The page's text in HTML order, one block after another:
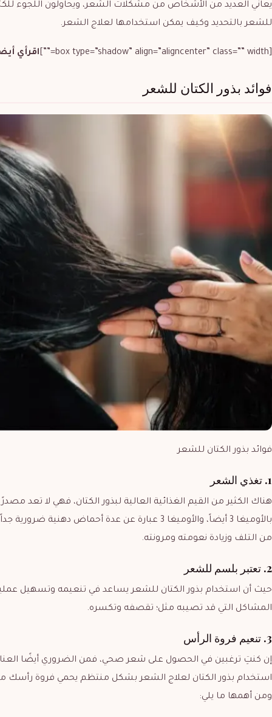
يعاني العديد من الأشخاص من مشكلات الشعر، ويحاولون اللجوء
للشعر بالتحديد وكيف يمكن استخدامها لعلاج الشعر.
[box type=”shadow” align=”aligncenter” class=”” width=””] اقرأي
فوائد بذور الكتان للشعر
فوائد بذور الكتان للشعر
1. تغذي الشعر
هناك الكثير من القيم الغذائية العالية لبذور الكتان، فهي لا تعد
بالأوميغا 3 أيضاً، والأوميغا 3 عبارة عن عدة
من التلف وزيادة نعومته ومرونته.
2. تعتبر بلسم للشعر
حيث أن استخدام بذور الكتان للشعر يساعد في تنعيمه وتسهيل
المشاكل التي قد تصيبه مثل؛ تقصفه وتكسره.
3. تنعيم فروة الرأس
إن كنتِ ترغبين في الحصول على شعر صحي، فمن الضروري أيضًا
استخدام بذور الكتان لعلاج الشعر بشكل منتظم يحمي فروة رأسك
ومن أهمها ما يلي: